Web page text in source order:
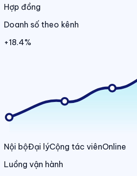
Hợp đồng
Doanh số theo kênh
+18.4%
Nội bộĐại lýCộng tác viênOnline
Luồng vận hành